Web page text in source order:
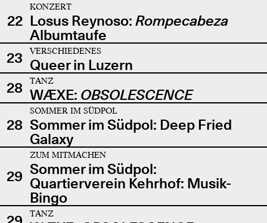
22
KONZERT
Losus Reynoso: Rompecabeza
Albumtaufe
23
VERSCHIEDENES
Queer in Luzern
28
TANZ
WÆXE: OBSOLESCENCE
28
SOMMER IM SÜDPOL
Sommer im Südpol: Deep Fried
Galaxy
29
ZUM MITMACHEN
Sommer im Südpol:
Quartierverein Kehrhof: Musik-
Bingo
TANZ